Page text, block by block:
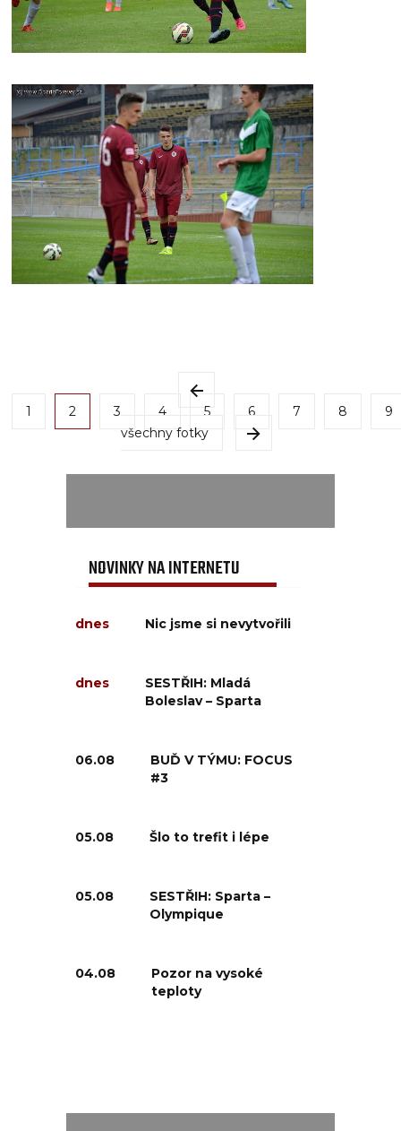
1 2 3 4 5 6 7 8
9
všechny fotky
NOVINKY NA INTERNETU
dnes Nic jsme si nevytvořili
dnes
SESTŘIH: Mladá
Boleslav – Sparta
06.08
BUĎ V TÝMU: FOCUS
#3
05.08 Šlo to trefit i lépe
05.08
SESTŘIH: Sparta –
Olympique
04.08
Pozor na vysoké
teploty